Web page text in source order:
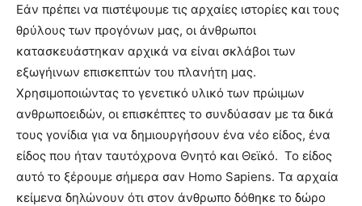
Εάν πρέπει να πιστέψουμε τις αρχαίες ιστορίες και τους
θρύλους των προγόνων μας, οι άνθρωποι
κατασκευάστηκαν αρχικά να είναι σκλάβοι των
εξωγήινων επισκεπτών του πλανήτη μας.
Χρησιμοποιώντας το γενετικό υλικό των πρώιμων
ανθρωποειδών, οι επισκέπτες το συνδύασαν με τα δικά
τους γονίδια για να δημιουργήσουν ένα νέο είδος, ένα
είδος που ήταν ταυτόχρονα Θνητό και Θεϊκό. Το είδος
αυτό το ξέρουμε σήμερα σαν Homo Sapiens. Τα αρχαία
κείμενα δηλώνουν ότι στον άνθρωπο δόθηκε το δώρο